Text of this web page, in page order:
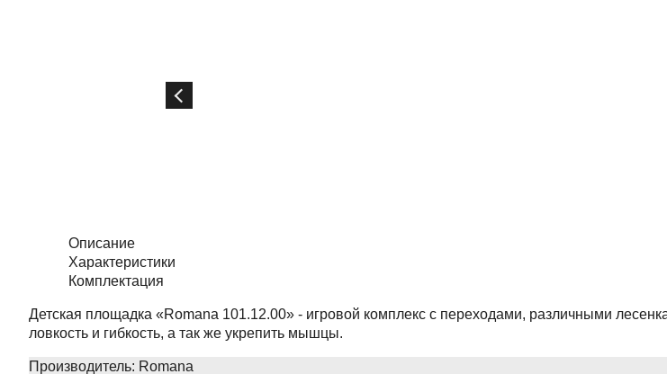
Описание
Характеристики
Комплектация
Детская площадка «Romana 101.12.00» - игровой комплекс с переходами, различными
ловкость и гибкость, а так же укрепить мышцы.
Производитель: Romana